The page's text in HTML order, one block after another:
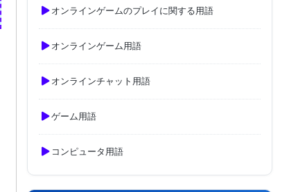
オンラインゲームのプレイに関する用語
オンラインゲーム用語
オンラインチャット用語
ゲーム用語
コンピュータ用語